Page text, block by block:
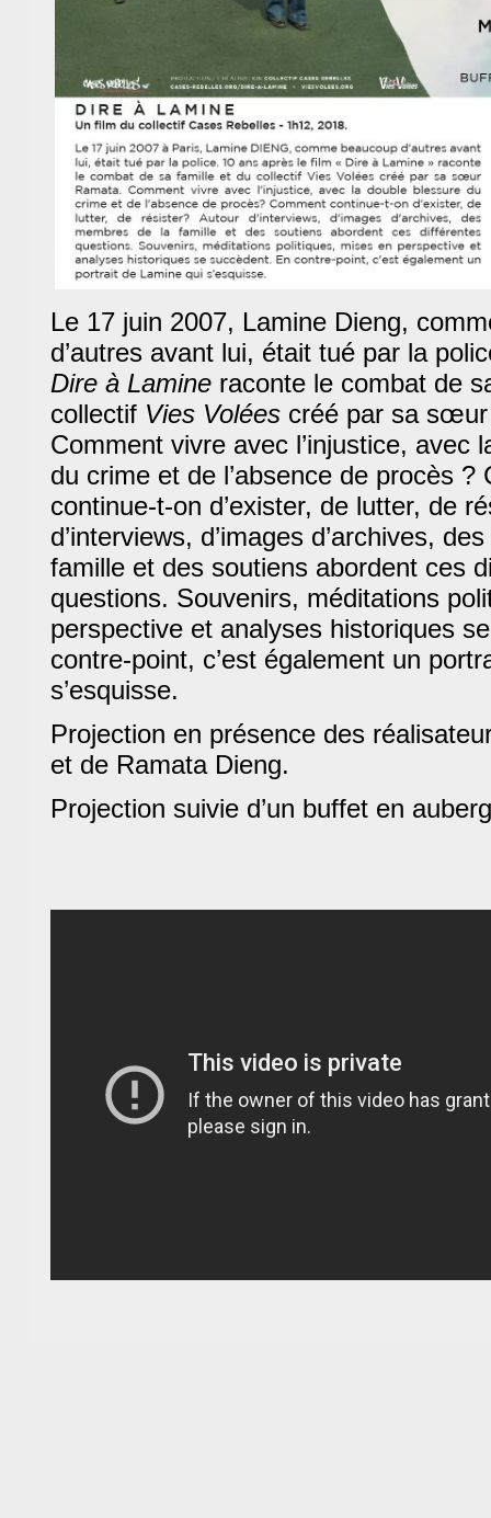
Le 17 juin 2007, Lamine Dieng,
d’autres avant lui, était tué par la
Dire à Lamine raconte le combat de
collectif Vies Volées créé par sa
Comment vivre avec l’injustice, avec
du crime et de l’absence de procès ?
continue-t-on d’exister, de lutter, de
d’interviews, d’images d’archives,
famille et des soutiens abordent ces
questions. Souvenirs, méditations
perspective et analyses historiques
contre-point, c’est également un
s’esquisse.
Projection en présence des
et de Ramata Dieng.
Projection suivie d’un buffet en
Theme byMax is NOW!